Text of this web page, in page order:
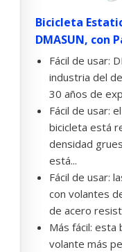
Bicicleta
DMASUN, con
Fácil de usar:
industria del
30 años de
Fácil de usar:
bicicleta está
densidad
está...
Fácil de usar:
con volantes
de acero
Más fácil: esta
volante más